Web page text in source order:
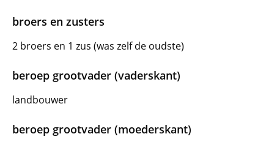
broers en zusters
2 broers en 1 zus (was zelf de oudste)
beroep grootvader (vaderskant)
landbouwer
beroep grootvader (moederskant)